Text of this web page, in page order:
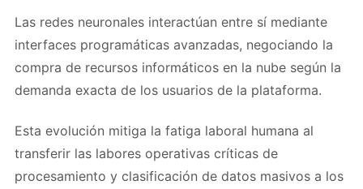
Las redes neuronales interactúan entre sí mediante
interfaces programáticas avanzadas, negociando la
compra de recursos informáticos en la nube según la
demanda exacta de los usuarios de la plataforma.
Esta evolución mitiga la fatiga laboral humana al
transferir las labores operativas críticas de
procesamiento y clasificación de datos masivos a los